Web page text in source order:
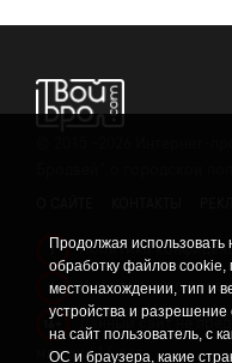
Продолжая использовать
обработку файлов cookie,
местонахождении, тип и
устройства и разрешение
на сайт пользователь, с
ОС и браузера, какие
! Политика
! Информация о
Данный сайт не
младше 16 лет.